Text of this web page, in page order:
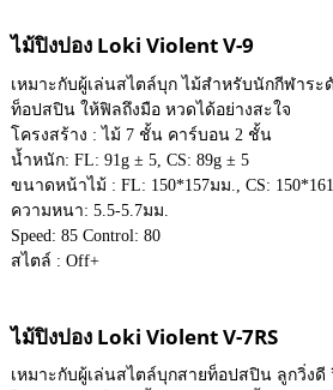
ไม้ปิงปอง Loki Violent V-9
เหมาะกับผู้เล่นสไตล์บุก ไม้สำหรับนักกีฬาร
ท็อปสปิน ให้ฟิลถึงมือ หวดได้อย่างสะใจ
โครงสร้าง : ไม้ 7 ชั้น คาร์บอน 2 ชั้น
น้ำหนัก: FL: 91g ± 5, CS: 89g ± 5
ขนาดหน้าไม้ : FL: 150*157มม., CS:
ความหนา: 5.5-5.7มม.
Speed: 85 Control: 80
สไตล์ : Off+
ไม้ปิงปอง Loki Violent V-7RS
เหมาะกับผู้เล่นสไตล์บุกสายท็อปสปิน ลูกวิ่งดี